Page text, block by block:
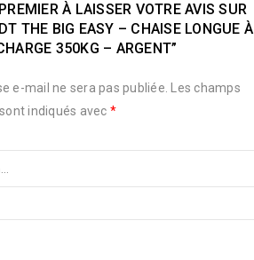
À LAISSER VOTRE AVIS SUR
THE BIG EASY – CHAISE LONGUE À
350KG – ARGENT”
e-mail ne sera pas publiée.
Les champs
indiqués avec *